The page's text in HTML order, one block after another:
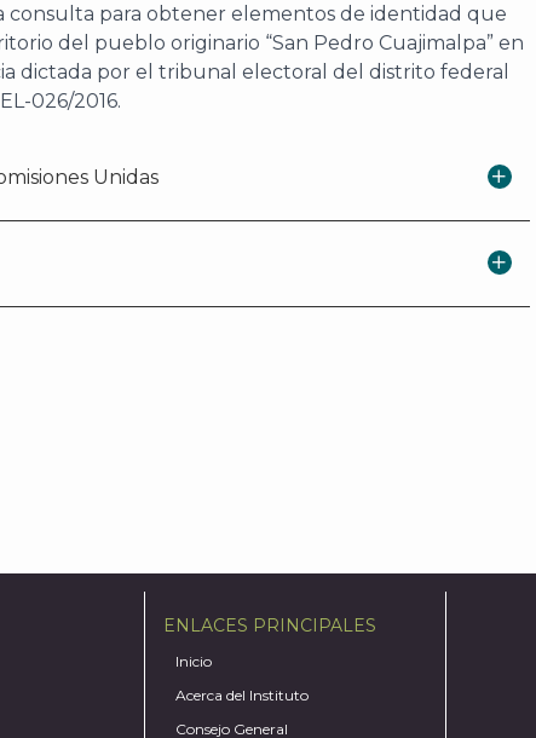
consulta para obtener elementos de identidad que
del pueblo originario “San Pedro Cuajimalpa” en
dictada por el tribunal electoral del distrito federal
026/2016.
Unidas
ENLACES PRINCIPALES
Inicio
Acerca del Instituto
Consejo General